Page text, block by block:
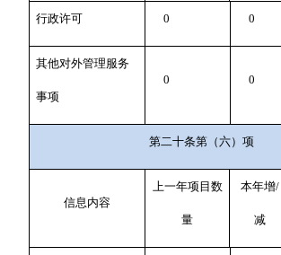
行政许可 0 0
其他对外管理服务
事项
0 0
第二十条第（六）项
信息内容
上一年项目数
量
本年增/
减